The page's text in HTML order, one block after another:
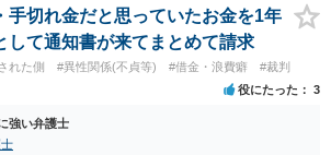
も辞さずという姿勢を示すことで、プラス
ます。 交渉で解決する多くの場合は、相手
ケースで、５０万円以下で合意できる場合は
通常は、６０万円から８０万円程度になる
私の印象です。 ２ 質問② ご記載の内容が
交渉材料かと思います。 なお、ご自身が離
料にはならないかと思いますので、ご注意く
手切れ金だと思っていたお金を1年
して通知書が来てまとめて請求
れた側 #異性関係(不貞等) #借金・浪費癖 #裁判
役にたった 3
強い弁護士